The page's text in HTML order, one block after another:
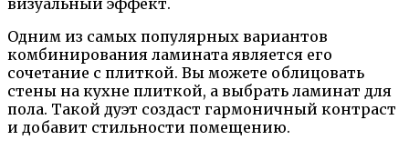
визуальный эффект.
Одним из самых популярных вариантов
комбинирования ламината является его
сочетание с плиткой. Вы можете облицовать
стены на кухне плиткой, а выбрать ламинат для
пола. Такой дуэт создаст гармоничный контраст
и добавит стильности помещению.